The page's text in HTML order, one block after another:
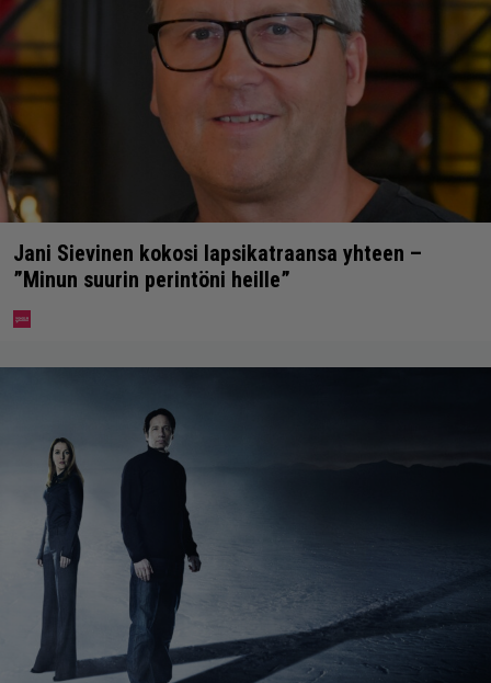
Jani Sievinen kokosi lapsikatraansa yhteen –
”Minun suurin perintöni heille”